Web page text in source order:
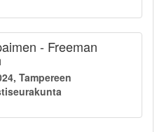
- Freeman
Tampereen